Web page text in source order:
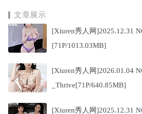
文章展示
[Xiuren秀人网]2025.12.31
[71P/1013.03MB]
[Xiuren秀人网]2026.01.04
_Thrive[71P/640.85MB]
[Xiuren秀人网]2025.12.31